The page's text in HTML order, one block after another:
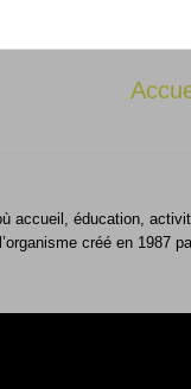
accueil, éducation,
créé en